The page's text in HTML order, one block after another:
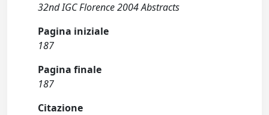
32nd IGC Florence 2004 Abstracts
Pagina iniziale
187
Pagina finale
187
Citazione